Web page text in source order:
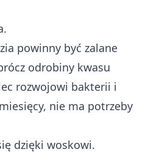
powinny być zalane
odrobiny kwasu
rozwojowi bakterii i
nie ma potrzeby
dzięki woskowi.